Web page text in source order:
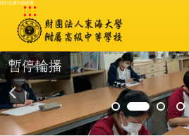
跳到主要內容區塊
:::
暫停輪播